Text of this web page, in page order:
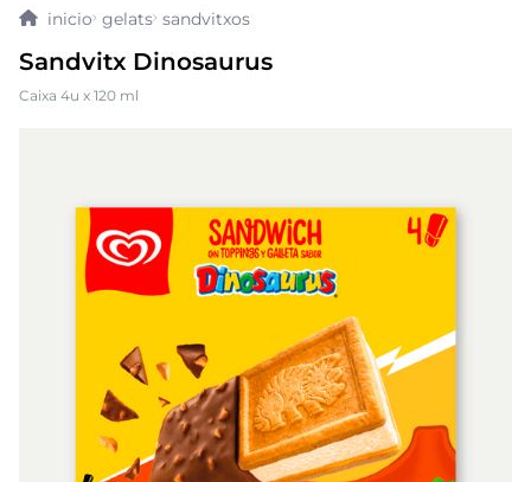
gelats sandvitxos
Sandvitx Dinosaurus
Caixa 4u x 120 ml
mango
3. menus
calamar sirena
tarrina helado
calamar troceado
halibut